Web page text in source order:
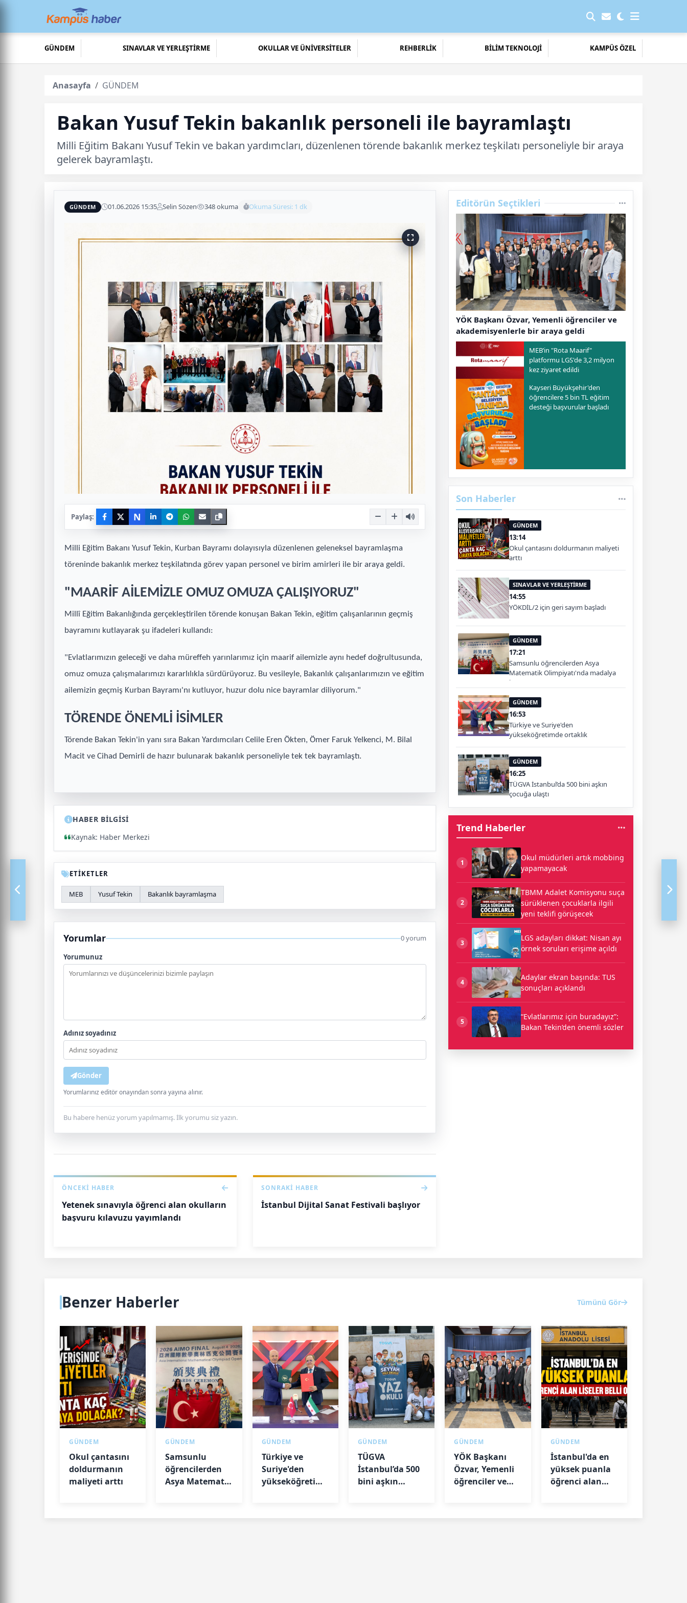
GÜNDEM SINAVLAR VE YERLEŞTİRME OKULLAR VE ÜNİVERSİTELER REHBERLİK BİLİM TEKNOLOJİ KAMPÜS ÖZEL
Anasayfa GÜNDEM
Bakan Yusuf Tekin bakanlık personeli ile bayramlaştı
Milli Eğitim Bakanı Yusuf Tekin ve bakan yardımcları, düzenlenen törende bakanlık merkez teşkilatı personeliyle bir araya
gelerek bayramlaştı.
GÜNDEM 01.06.2026 15:35 Selin Sözen 348 okuma Okuma Süresi: 1 dk
Paylaş: N
Milli Eğitim Bakanı Yusuf Tekin, Kurban Bayramı dolayısıyla düzenlenen geleneksel bayramlaşma
töreninde bakanlık merkez teşkilatında görev yapan personel ve birim amirleri ile bir araya geldi.
"MAARİF AİLEMİZLE OMUZ OMUZA ÇALIŞIYORUZ"
Millî Eğitim Bakanlığında gerçekleştirilen törende konuşan Bakan Tekin, eğitim çalışanlarının geçmiş
bayramını kutlayarak şu ifadeleri kullandı:
"Evlatlarımızın geleceği ve daha müreffeh yarınlarımız için maarif ailemizle aynı hedef doğrultusunda,
omuz omuza çalışmalarımızı kararlılıkla sürdürüyoruz. Bu vesileyle, Bakanlık çalışanlarımızın ve eğitim
ailemizin geçmiş Kurban Bayramı'nı kutluyor, huzur dolu nice bayramlar diliyorum."
TÖRENDE ÖNEMLİ İSİMLER
Törende Bakan Tekin'in yanı sıra Bakan Yardımcıları Celile Eren Ökten, Ömer Faruk Yelkenci, M. Bilal
Macit ve Cihad Demirli de hazır bulunarak bakanlık personeliyle tek tek bayramlaştı.
HABER BİLGİSİ
Kaynak: Haber Merkezi
ETİKETLER
MEB Yusuf Tekin Bakanlık bayramlaşma
Yorumlar 0 yorum
Yorumunuz
Adınız soyadınız
Gönder
Yorumlarınız editör onayından sonra yayına alınır.
Bu habere henüz yorum yapılmamış. İlk yorumu siz yazın.
ÖNCEKI HABER
Yetenek sınavıyla öğrenci alan okulların
başvuru kılavuzu yayımlandı
SONRAKI HABER
İstanbul Dijital Sanat Festivali başlıyor
Editörün Seçtikleri
YÖK Başkanı Özvar, Yemenli öğrenciler ve
akademisyenlerle bir araya geldi
MEB’in "Rota Maarif"
platformu LGS'de 3,2 milyon
kez ziyaret edildi
Kayseri Büyükşehir'den
öğrencilere 5 bin TL eğitim
desteği başvurular başladı
Son Haberler
GÜNDEM
13:14
Okul çantasını doldurmanın maliyeti
arttı
SINAVLAR VE YERLEŞTİRME
14:55
YÖKDİL/2 için geri sayım başladı
GÜNDEM
17:21
Samsunlu öğrencilerden Asya
Matematik Olimpiyatı'nda madalya
başarısı
GÜNDEM
16:53
Türkiye ve Suriye'den
yükseköğretimde ortaklık
GÜNDEM
16:25
TÜGVA İstanbul’da 500 bini aşkın
çocuğa ulaştı
Trend Haberler
1
Okul müdürleri artık mobbing
yapamayacak
2
TBMM Adalet Komisyonu suça
sürüklenen çocuklarla ilgili
yeni teklifi görüşecek
3
LGS adayları dikkat: Nisan ayı
örnek soruları erişime açıldı
4
Adaylar ekran başında: TUS
sonuçları açıklandı
5
“Evlatlarımız için buradayız”:
Bakan Tekin’den önemli sözler
Benzer Haberler Tümünü Gör
GÜNDEM
Okul çantasını
doldurmanın
maliyeti arttı
GÜNDEM
Samsunlu
öğrencilerden
Asya Matematik
GÜNDEM
Türkiye ve
Suriye'den
yükseköğretimde
GÜNDEM
TÜGVA
İstanbul’da 500
bini aşkın
GÜNDEM
YÖK Başkanı
Özvar, Yemenli
öğrenciler ve
GÜNDEM
İstanbul'da en
yüksek puanla
öğrenci alan